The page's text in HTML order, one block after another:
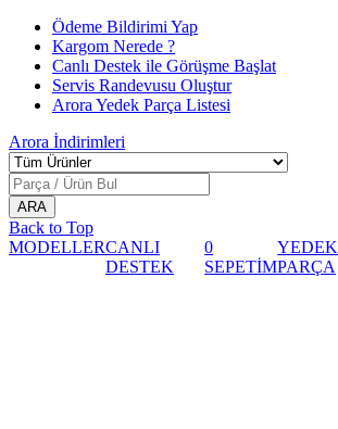
Ödeme Bildirimi Yap
Kargom Nerede ?
Canlı Destek ile Görüşme Başlat
Servis Randevusu Oluştur
Arora Yedek Parça Listesi
Arora İndirimleri
Back to Top
MODELLERCANLI
DESTEK
0
SEPETİM
YEDEK
PARÇA